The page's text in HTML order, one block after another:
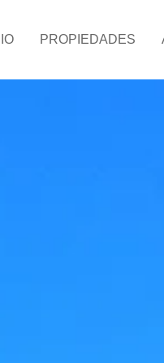
PROPIEDADES